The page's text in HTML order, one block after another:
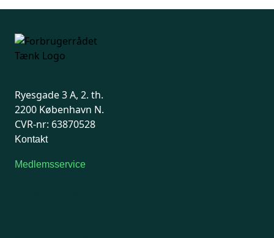
Ryesgade 3 A, 2. th.
2200 København N.
CVR-nr: 63870528
Kontakt
Medlemsservice